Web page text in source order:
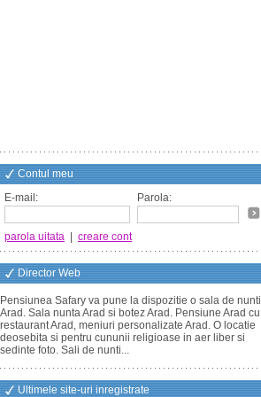
Contul meu
E-mail:
Parola:
parola uitata creare cont
Director Web
Pensiunea Safary va pune la dispozitie o sala de nunti
Arad. Sala nunta Arad si botez Arad. Pensiune Arad cu
restaurant Arad, meniuri personalizate Arad. O locatie
deosebita si pentru cununii religioase in aer liber si
sedinte foto. Sali de nunti...
Ultimele site-uri inregistrate